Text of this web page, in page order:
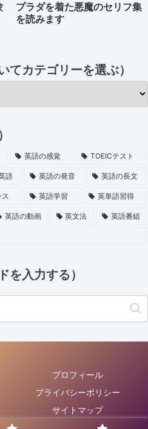
プラダを着た悪魔のセリフ集
を読みます
てカテゴリーを選ぶ）
英語の感覚 TOEICテスト
語 英語の発音 英語の長文
英語学習 英単語習得
英語の動画 英文法 英語番組
を入力する）
プロフィール
プライバシーポリシー
サイトマップ